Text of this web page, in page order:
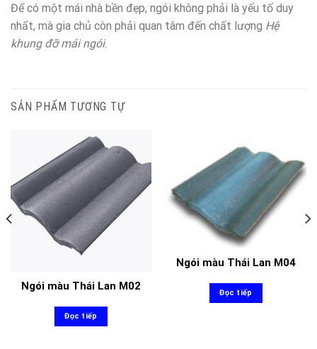
Để có một mái nhà bền đẹp, ngói không phải là yếu tố duy
nhất, mà gia chủ còn phải quan tâm đến chất lượng Hệ
khung đỡ mái ngói.
SẢN PHẨM TƯƠNG TỰ
Ngói màu Thái Lan M02
Đọc tiếp
Ngói màu Thái Lan M04
Đọc tiếp